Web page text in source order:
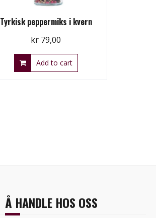
Tyrkisk peppermiks i kvern
kr 79,00
Add to cart
Å HANDLE HOS OSS